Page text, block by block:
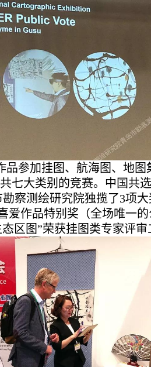
参加挂图、航海图、地图
七大类别的竞赛。中国共
察测绘研究院独揽了3项
爱作品特别奖（全场唯一
区图”荣获挂图类专家评审